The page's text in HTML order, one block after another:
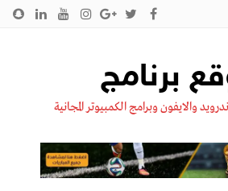
برنامج
والايفون وبرامج الكمبيوتر المجانية